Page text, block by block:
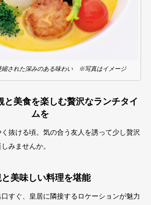
縮された深みのある味わい ※写真はイメージ
と美食を楽しむ贅沢なランチタイ
ムを
抜ける頃。気の合う友人を誘って少し贅沢
みませんか。
美味しい料理を堪能
すぐ、皇居に隣接するロケーションが魅力